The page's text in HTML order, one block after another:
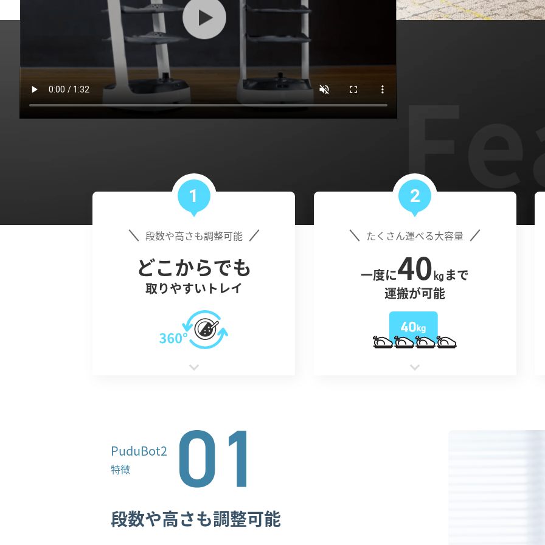
1
段数や高さも調整可能
どこからでも
取りやすいトレイ
2
たくさん運べる大容量
一度に40㎏まで
運搬が可能
PuduBot2
特徴
段数や高さも調整可能